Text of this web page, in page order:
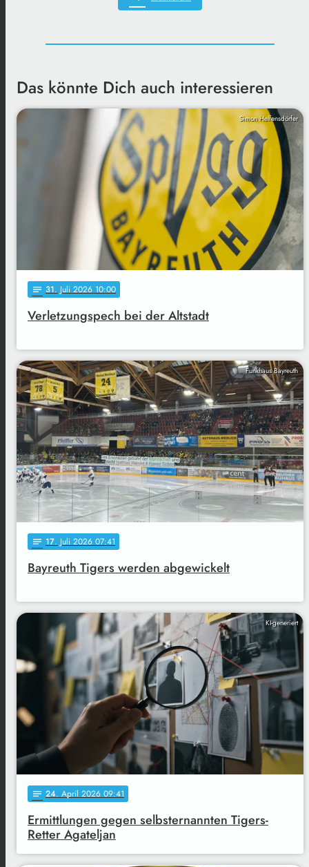
Das könnte Dich auch interessieren
Simon Helfensdörfer
notes 31. Juli 2026 10:00
Verletzungspech bei der Altstadt
Funkhaus Bayreuth
notes 17. Juli 2026 07:41
Bayreuth Tigers werden abgewickelt
KI-generiert
notes 24. April 2026 09:41
Ermittlungen gegen selbsternannten Tigers-
Retter Agateljan